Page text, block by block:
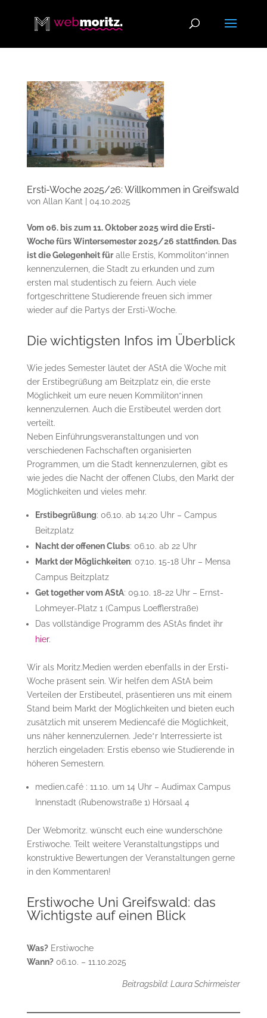
Ersti-Woche 2025/26: Willkommen in Greifswald
von Allan Kant 04.10.2025
Vom 06. bis zum 11. Oktober 2025 wird die Ersti-
Woche fürs Wintersemester 2025/26 stattfinden. Das
ist die Gelegenheit füralle Erstis, Kommoliton*innen
kennenzulernen, die Stadt zu erkunden und zum
ersten mal studentisch zu feiern. Auch viele
fortgeschrittene Studierende freuen sich immer
wieder auf die Partys der Ersti-Woche.
Die wichtigsten Infos im Überblick
Wie jedes Semester läutet der AStA die Woche mit
der Erstibegrüßung am Beitzplatz ein, die erste
Möglichkeit um eure neuen Kommiliton*innen
kennenzulernen. Auch die Erstibeutel werden dort
verteilt.
Neben Einführungsveranstaltungen und von
verschiedenen Fachschaften organisierten
Programmen, um die Stadt kennenzulernen, gibt es
wie jedes die Nacht der offenen Clubs, den Markt der
Möglichkeiten und vieles mehr.
Erstibegrüßung: 06.10. ab 14:20 Uhr – Campus
Beitzplatz
Nacht der offenen Clubs: 06.10. ab 22 Uhr
Markt der Möglichkeiten: 07.10. 15-18 Uhr – Mensa
Campus Beitzplatz
Get together vom AStA: 09.10. 18-22 Uhr – Ernst-
Lohmeyer-Platz 1 (Campus Loefflerstraße)
Das vollständige Programm des AStAs findet ihr
hier.
Wir als Moritz.Medien werden ebenfalls in der Ersti-
Woche präsent sein. Wir helfen dem AStA beim
Verteilen der Erstibeutel, präsentieren uns mit einem
Stand beim Markt der Möglichkeiten und bieten euch
zusätzlich mit unserem Mediencafé die Möglichkeit,
uns näher kennenzulernen. Jede*r Interressierte ist
herzlich eingeladen: Erstis ebenso wie Studierende in
höheren Semestern.
medien.café : 11.10. um 14 Uhr – Audimax Campus
Innenstadt (Rubenowstraße 1) Hörsaal 4
Der Webmoritz. wünscht euch eine wunderschöne
Erstiwoche. Teilt weitere Veranstaltungstipps und
konstruktive Bewertungen der Veranstaltungen gerne
in den Kommentaren!
Erstiwoche Uni Greifswald: das
Wichtigste auf einen Blick
Was?Erstiwoche
Wann?06.10. – 11.10.2025
Beitragsbild: Laura Schirmeister